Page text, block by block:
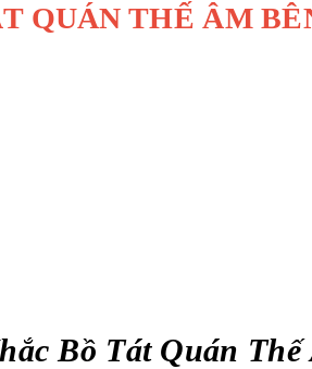
QUÁN THẾ ÂM
Bồ Tát Quán